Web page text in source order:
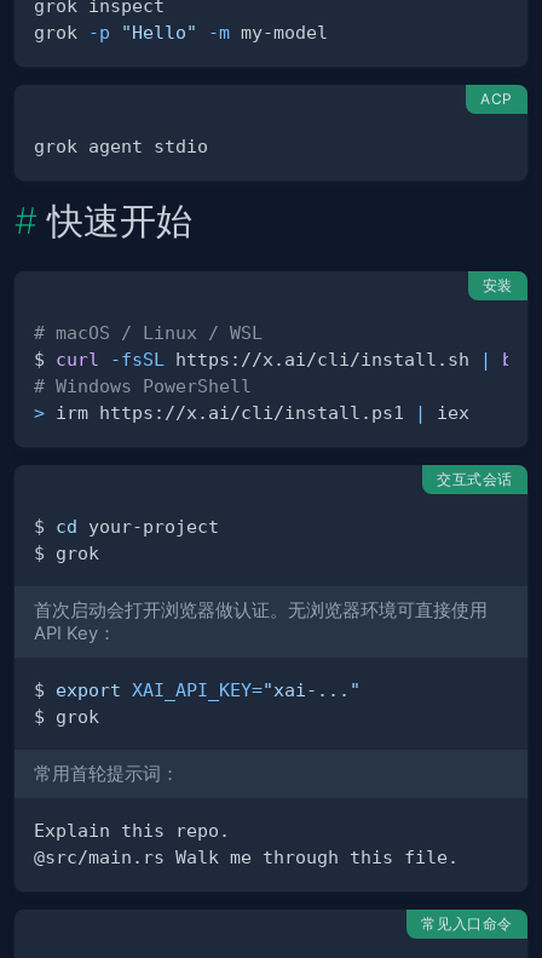
grok
-p "Hello" -m
ACP
快速开始
安装
# macOS / Linux / WSL
$ curl -fsSL https://x.ai/cli/install.sh |
# Windows PowerShell
> irm https://x.ai/cli/install.ps1 |
交互式会话
$ cd
首次启动会打开浏览器做认证。无浏览器环境可直接使用
API Key：
$ export XAI_API_KEY="xai-..."
常用首轮提示词：
常见入口命令